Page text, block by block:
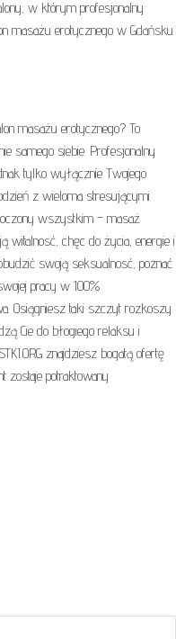
w którym profesjonalny
masażu erotycznego w Gdańsku
masażu erotycznego? To
samego siebie. Profesjonalny
tylko wyłącznie Twojego
z wieloma stresującymi
wszystkim – masaż
witalnosć, chęc do życia, energie i
swoją seksualnosć, poznać
pracy w 100%
Osiągniesz taki szczyt rozkoszy
Cie do błogiego relaksu i
znajdziesz bogatą ofertę
zostaje potraktowany